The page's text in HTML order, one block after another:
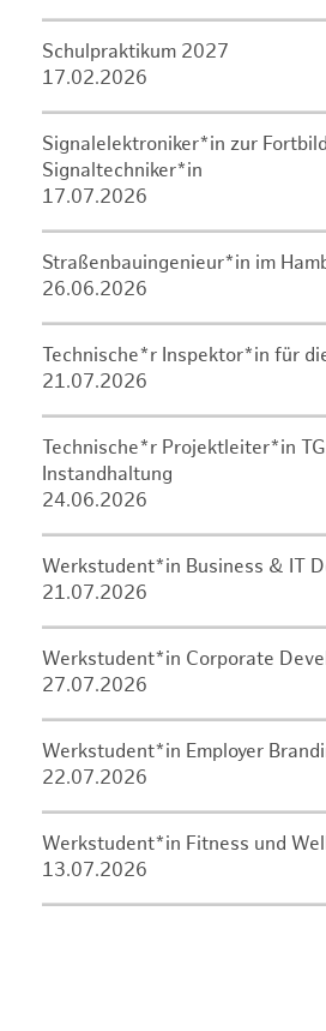
Schulpraktikum 2027
17.02.2026
Signalelektroniker*in zur
Signaltechniker*in
17.07.2026
Straßenbauingenieur*in im
26.06.2026
Technische*r Inspektor*in für
21.07.2026
Technische*r Projektleiter*in
Instandhaltung
24.06.2026
Werkstudent*in Business & IT
21.07.2026
Werkstudent*in Corporate
27.07.2026
Werkstudent*in Employer
22.07.2026
Werkstudent*in Fitness und
13.07.2026